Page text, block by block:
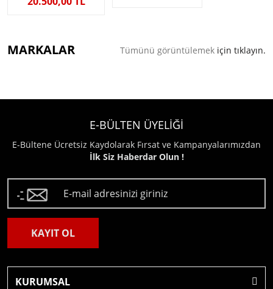
MARKALAR Tümünü görüntülemek için tıklayın.
E-BÜLTEN ÜYELİĞİ
E-Bültene Ücretsiz Kaydolarak Fırsat ve Kampanyalarımızdan
İlk Siz Haberdar Olun !
KAYIT OL
KURUMSAL